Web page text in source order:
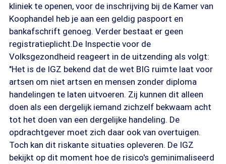
kliniek te openen, voor de inschrijving bij de Kamer van
Koophandel heb je aan een geldig paspoort en
bankafschrift genoeg. Verder bestaat er geen
registratieplicht.De Inspectie voor de
Volksgezondheid reageert in de uitzending als volgt:
"Het is de IGZ bekend dat de wet BIG ruimte laat voor
artsen om niet artsen en mensen zonder diploma
handelingen te laten uitvoeren. Zij kunnen dit alleen
doen als een dergelijk iemand zichzelf bekwaam acht
tot het doen van een dergelijke handeling. De
opdrachtgever moet zich daar ook van overtuigen.
Toch kan dit riskante situaties opleveren. De IGZ
bekijkt op dit moment hoe de risico's geminimaliseerd